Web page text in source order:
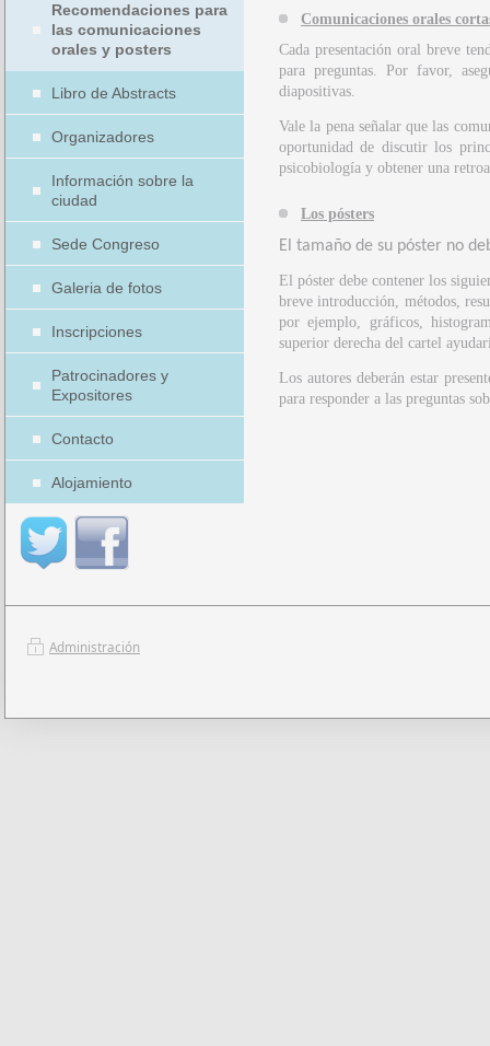
Recomendaciones para
las comunicaciones
orales y posters
Libro de Abstracts
Organizadores
Información sobre la
ciudad
Sede Congreso
Galeria de fotos
Inscripciones
Patrocinadores y
Expositores
Contacto
Alojamiento
Comunicaciones orales
Cada presentación oral breve
para preguntas. Por favor,
diapositivas.
Vale la pena señalar que las
oportunidad de discutir los
psicobiología y obtener una
Los pósters
El tamaño de su póster no
El póster debe contener los
breve introducción, métodos,
por ejemplo, gráficos,
superior derecha del cartel
Los autores deberán estar
para responder a las preguntas
Administración